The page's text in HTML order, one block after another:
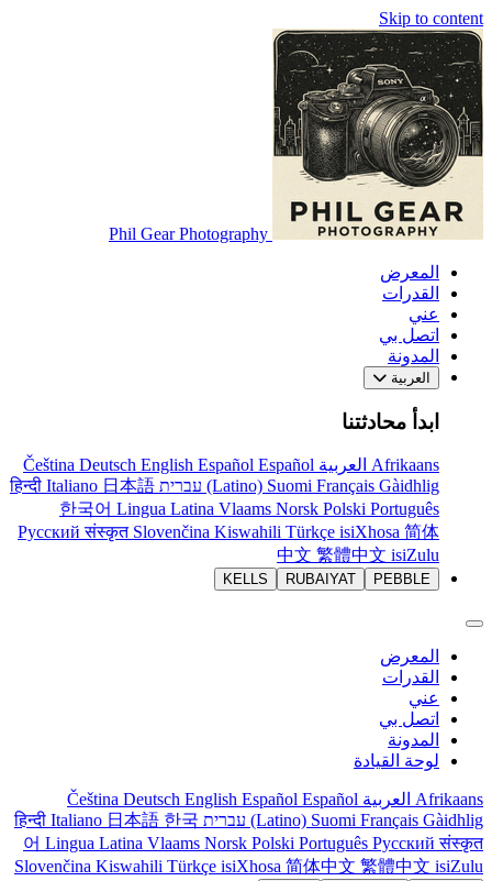
Skip to content
Phil Gear Photography
المعرض
القدرات
عني
اتصل بي
المدونة
العربية
ابدأ محادثتنا
Afrikaans العربية Čeština Deutsch English Español Español
(Latino) Suomi Français Gàidhlig עברית हिन्दी Italiano 日本語
한국어 Lingua Latina Vlaams Norsk Polski Português
Русскийसंस्कृत Slovenčina Kiswahili Türkçe isiXhosa 简体
中文 繁體中文 isiZulu
PEBBLE
RUBAIYAT
KELLS
المعرض
القدرات
عني
اتصل بي
المدونة
لوحة القيادة
Afrikaans العربية Čeština Deutsch English Español Español
(Latino) Suomi Français Gàidhlig עברית हिन्दी Italiano 日本語 한국
어 Lingua Latina Vlaams Norsk Polski Português Русскийसंस्कृत
Slovenčina Kiswahili Türkçe isiXhosa 简体中文 繁體中文 isiZulu